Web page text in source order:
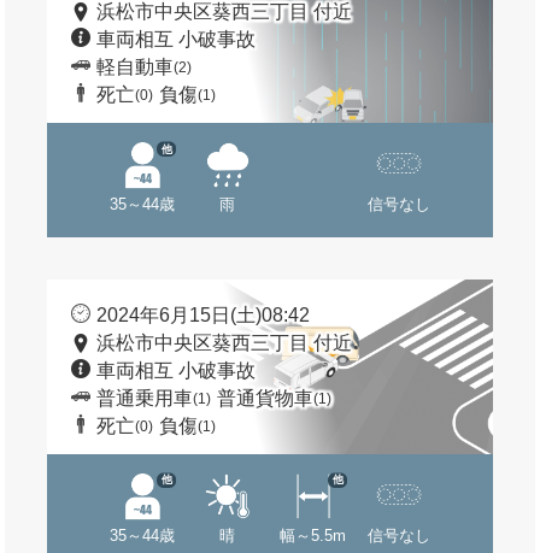
浜松市中央区葵西三丁目 付近
車両相互 小破事故
軽自動車(2)
死亡(0) 負傷(1)
35～44歳
他
雨 信号なし
2024年6月15日(土)08:42
浜松市中央区葵西三丁目 付近
車両相互 小破事故
普通乗用車(1) 普通貨物車(1)
死亡(0) 負傷(1)
35～44歳
他
晴 幅～5.5m
他
信号なし